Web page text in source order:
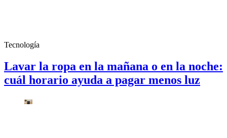
Tecnología
Lavar la ropa en la mañana o en la noche:
cuál horario ayuda a pagar menos luz